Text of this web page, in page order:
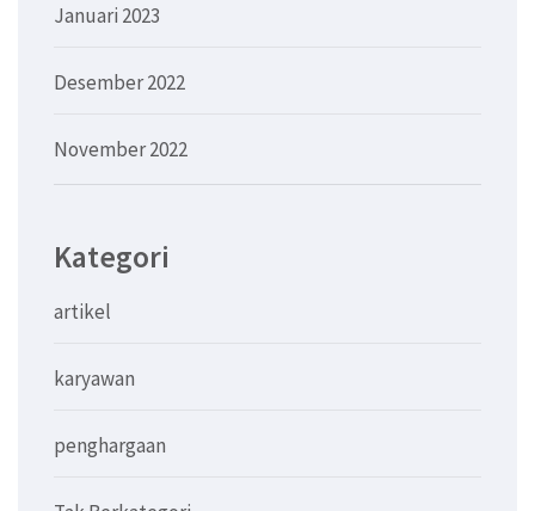
Januari 2023
Desember 2022
November 2022
Kategori
artikel
karyawan
penghargaan